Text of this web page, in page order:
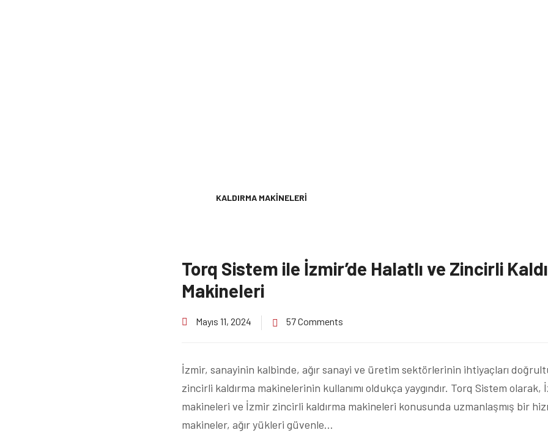
KALDIRMA MAKINELERI
Torq Sistem ile İzmir’de Halatlı ve Zincirli
Makineleri
Mayıs 11, 2024 57 Comments
İzmir, sanayinin kalbinde, ağır sanayi ve üretim sektörlerinin ihtiyaçları
zincirli kaldırma makinelerinin kullanımı oldukça yaygındır. Torq Sistem olarak,
makineleri ve İzmir zincirli kaldırma makineleri konusunda uzmanlaşmış bir
makineler, ağır yükleri güvenle…